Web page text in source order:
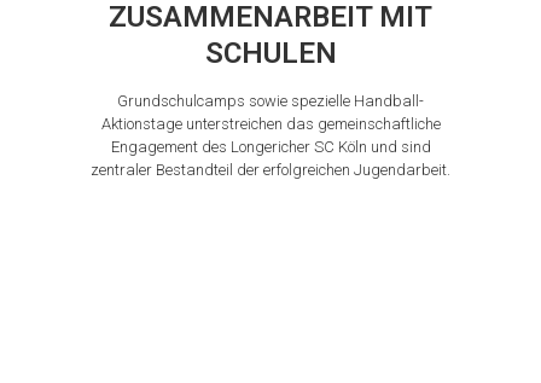
ZUSAMMENARBEIT MIT
SCHULEN
Grundschulcamps sowie spezielle Handball-
Aktionstage unterstreichen das gemeinschaftliche
Engagement des Longericher SC Köln und sind
zentraler Bestandteil der erfolgreichen Jugendarbeit.